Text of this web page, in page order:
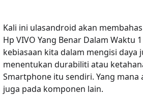
Kali ini ulasandroid akan
Hp VIVO Yang Benar Dalam Waktu
kebiasaan kita dalam mengisi daya
menentukan durabiliti atau
Smartphone itu sendiri. Yang
juga pada komponen lain.